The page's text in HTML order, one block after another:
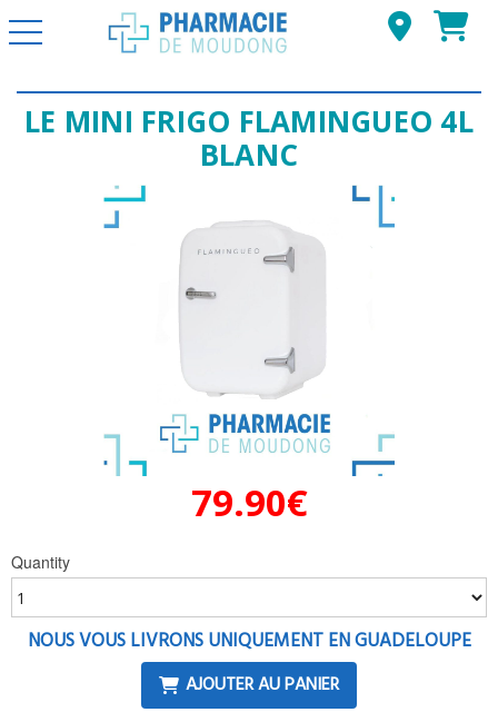
Basculer la navigation
LE MINI FRIGO FLAMINGUEO 4L
BLANC
79.90€
Quantity
NOUS VOUS LIVRONS UNIQUEMENT EN GUADELOUPE
AJOUTER AU PANIER